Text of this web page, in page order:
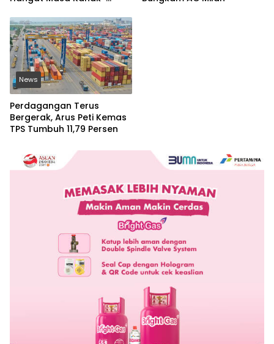
News
Perdagangan Terus
Bergerak, Arus Peti Kemas
TPS Tumbuh 11,79 Persen